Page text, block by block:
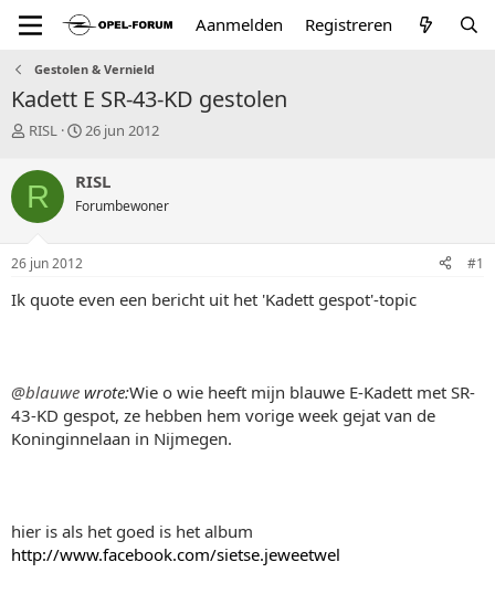
Aanmelden Registreren
Gestolen & Vernield
Kadett E SR-43-KD gestolen
T
p
i
c
s
a
t
RISL
S
r
t
a
m
26 jun 2012
R RISL
Forumbewoner
26 jun 2012 #1
Ik quote even een bericht uit het 'Kadett gespot'-topic
@blauwe wrote:Wie o wie heeft mijn blauwe E-Kadett met SR-
43-KD gespot, ze hebben hem vorige week gejat van de
Koninginnelaan in Nijmegen.
hier is als het goed is het album
http://www.facebook.com/sietse.jeweetwel